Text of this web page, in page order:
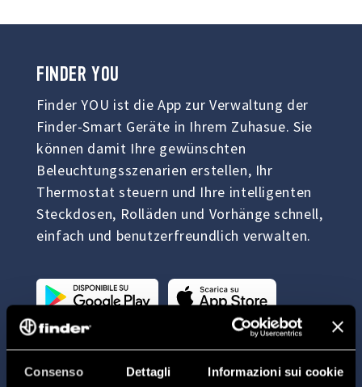
Consenso Dettagli Informazioni sui cookie
FINDERYOU
Finder YOU ist die App zur Verwaltung der
Finder-Smart Geräte in Ihrem Zuhasue. Sie
können damit Ihre gewünschten
Beleuchtungsszenarien erstellen, Ihr
Thermostat steuern und Ihre intelligenten
Steckdosen, Rolläden und Vorhänge schnell,
einfach und benutzerfreundlich verwalten.